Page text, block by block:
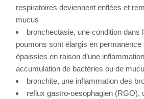
respiratoires deviennent enflées et
mucus
bronchectasie, une condition dans
poumons sont élargis en
épaissies en raison d’une
accumulation de bactéries ou de
bronchite, une inflammation des
reflux gastro-oesophagien (RGO),